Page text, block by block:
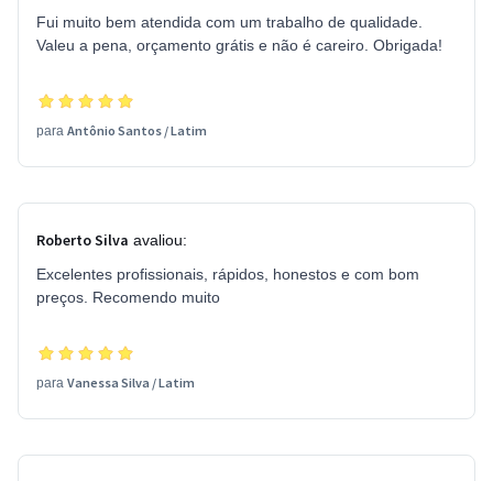
Fui muito bem atendida com um trabalho de qualidade.
Valeu a pena, orçamento grátis e não é careiro. Obrigada!
para Antônio Santos /Latim
Roberto Silva avaliou:
Excelentes profissionais, rápidos, honestos e com bom
preços. Recomendo muito
para Vanessa Silva /Latim